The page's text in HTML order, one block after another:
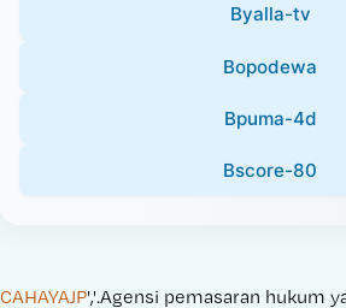
Byalla-tv
Bopodewa
Bpuma-4d
Bscore-80
CAHAYAJP','.Agensi pemasaran hukum